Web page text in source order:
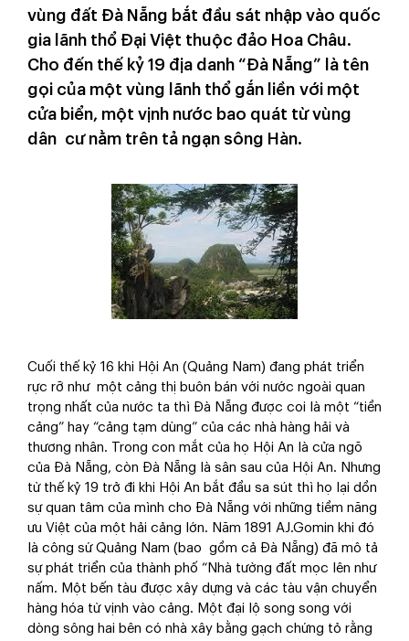
vùng đất Đà Nẵng bắt đầu sát nhập vào quốc
gia lãnh thổ Đại Việt thuộc đảo Hoa Châu.
Cho đến thế kỷ 19 địa danh “Đà Nẵng” là tên
gọi của một vùng lãnh thổ gắn liền với một
cửa biển, một vịnh nước bao quát từ vùng
dân cư nằm trên tả ngạn sông Hàn.
Cuối thế kỷ 16 khi Hội An (Quảng Nam) đang phát triển
rực rỡ như một cảng thị buôn bán với nước ngoài quan
trọng nhất của nước ta thì Đà Nẵng được coi là một “tiền
cảng” hay “cảng tạm dùng” của các nhà hàng hải và
thương nhân. Trong con mắt của họ Hội An là cửa ngõ
của Đà Nẵng, còn Đà Nẵng là sân sau của Hội An. Nhưng
từ thế kỷ 19 trở đi khi Hội An bắt đầu sa sút thì họ lại dồn
sự quan tâm của mình cho Đà Nẵng với những tiềm năng
ưu Việt của một hải cảng lớn. Năm 1891 AJ.Gomin khi đó
là công sứ Quảng Nam (bao gồm cả Đà Nẵng) đã mô tả
sự phát triển của thành phố “Nhà tường đất mọc lên như
nấm. Một bến tàu được xây dựng và các tàu vận chuyển
hàng hóa từ vịnh vào cảng. Một đại lộ song song với
dòng sông hai bên có nhà xây bằng gạch chứng tỏ rằng